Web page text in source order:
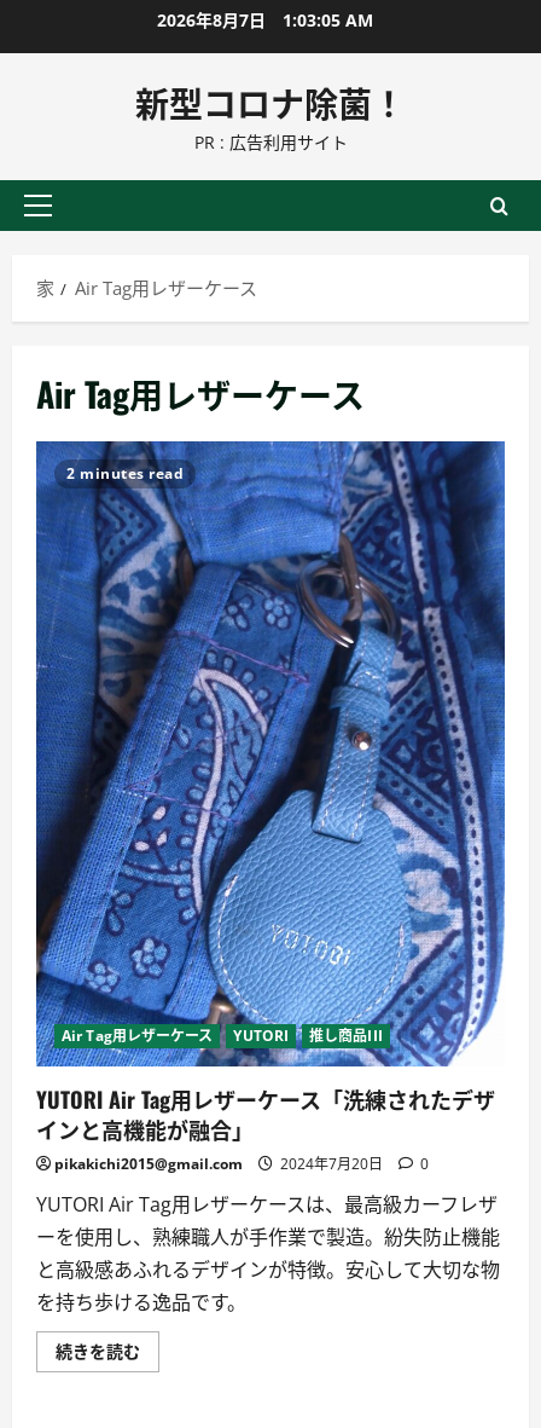
ン
に
2026年8月7日 1:03:06 AM
新型コロナ除菌！
PR : 広告利用サイト
プ
イ
メ
ュ
ー
家 Air Tag用レザーケース
Air Tag用レザーケース
2 minutes read
Air Tag用レザーケース YUTORI 推し商品III
YUTORI Air Tag用レザーケース「洗練されたデザ
インと高機能が融合」
pikakichi2015@gmail.com 2024年7月20日 0
YUTORI Air Tag用レザーケースは、最高級カーフレザ
ーを使用し、熟練職人が手作業で製造。紛失防止機能
と高級感あふれるデザインが特徴。安心して大切な物
を持ち歩ける逸品です。
続きを読む
Air